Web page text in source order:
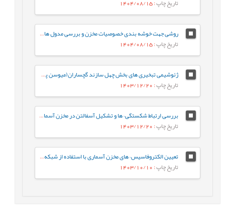
تاریخ چاپ: 1404/08/15
روشی جهت خوشه بندی خصوصیات مخزن و بررسی مدول های الاستیک و پارامترهای مقاومتی محاسبه شده با ستون سنگ شناسی و مقدار تخلخل حاصل از لاگ و مغزه
تاریخ چاپ: 1404/08/15
ژئوشیمی تبخیری های بخش چهل سازند گچساران(میوسن پیشین) در خاوربندرخمیر، فروافتادگی بندر لنگه با نگرش ویژه به اقلیم دیرینه
تاریخ چاپ: 1403/12/20
بررسی ارتباط شکستگی¬ها و تشكيل آسفالتن در مخزن آسماری، ميدان نفتی كوپال
تاریخ چاپ: 1403/12/20
تعیین الکتروفاسیس¬های مخزن آسماری با استفاده از شبکه عصبی SOM در میدان نفتی قلعه‌نار
تاریخ چاپ: 1403/10/10